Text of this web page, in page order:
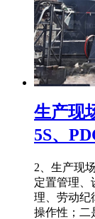
生产现
5S、
2、生产现
定置管理、
理、劳动纪
操作性；二